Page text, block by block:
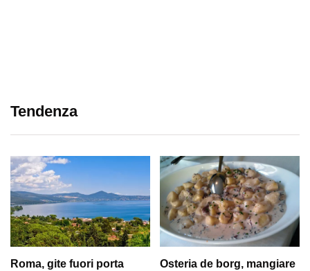
Tendenza
Roma, gite fuori porta
Osteria de borg, mangiare